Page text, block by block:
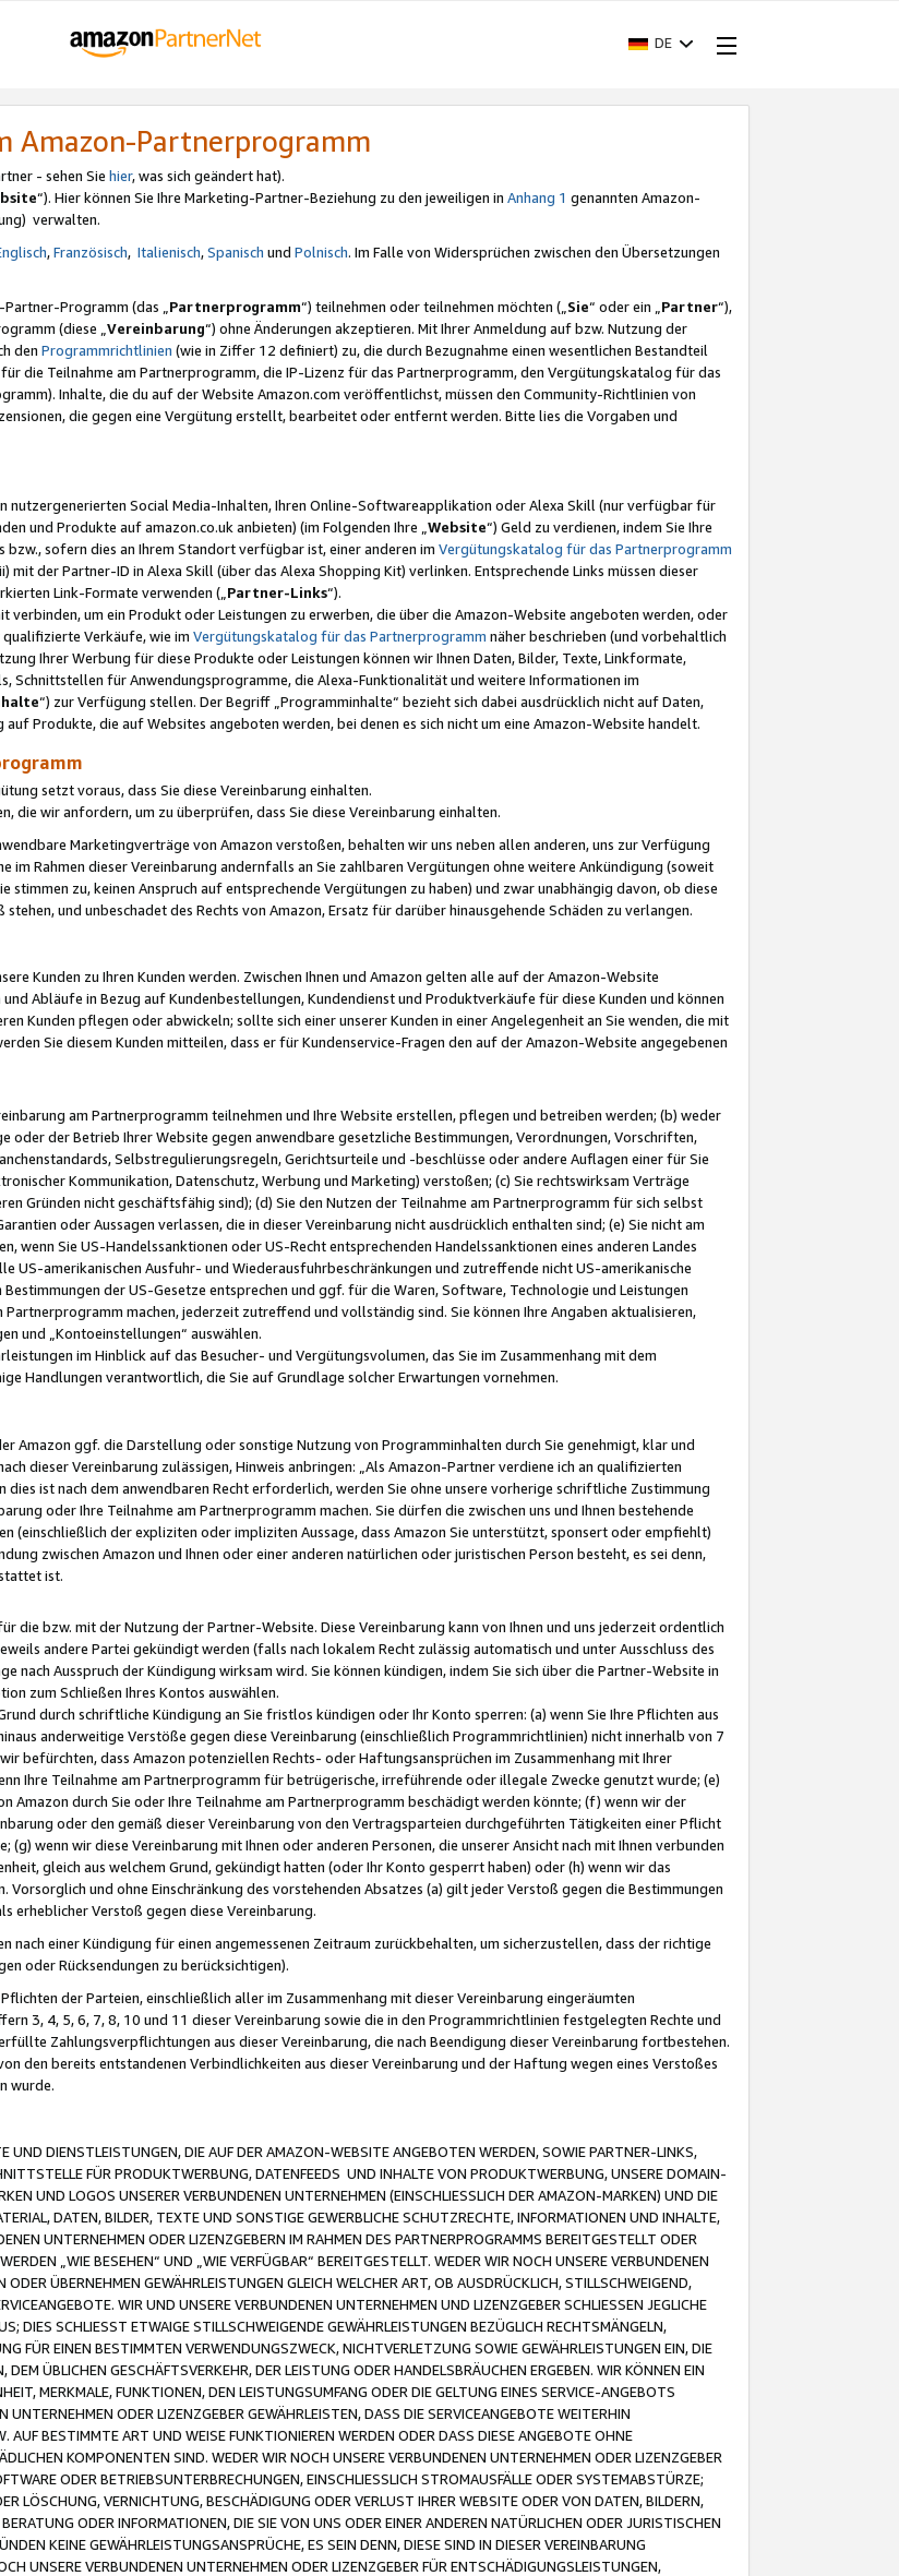
DE
Amazon-Partnerprogramm
- sehen Sie hier, was sich geändert hat).
“). Hier können Sie Ihre Marketing-Partner-Beziehung zu den jeweiligen in Anhang 1 genannten Amazon-
verwalten.
,Französisch, Italienisch,Spanisch und Polnisch. Im Falle von Widersprüchen zwischen den Übersetzungen
Programm (das „Partnerprogramm“) teilnehmen oder teilnehmen möchten („Sie“ oder ein „Partner“),
(diese „Vereinbarung“) ohne Änderungen akzeptieren. Mit Ihrer Anmeldung auf bzw. Nutzung der
den Programmrichtlinien (wie in Ziffer 12 definiert) zu, die durch Bezugnahme einen wesentlichen Bestandteil
die Teilnahme am Partnerprogramm, die IP-Lizenz für das Partnerprogramm, den Vergütungskatalog für das
Inhalte, die du auf der Website Amazon.com veröffentlichst, müssen den Community-Richtlinien von
die gegen eine Vergütung erstellt, bearbeitet oder entfernt werden. Bitte lies die Vorgaben und
nutzergenerierten Social Media-Inhalten, Ihren Online-Softwareapplikation oder Alexa Skill (nur verfügbar für
und Produkte auf amazon.co.uk anbieten) (im Folgenden Ihre „ Website“) Geld zu verdienen, indem Sie Ihre
bzw., sofern dies an Ihrem Standort verfügbar ist, einer anderen im Vergütungskatalog für das Partnerprogramm
mit der Partner-ID in Alexa Skill (über das Alexa Shopping Kit) verlinken. Entsprechende Links müssen dieser
Link-Formate verwenden („ Partner-Links“).
verbinden, um ein Produkt oder Leistungen zu erwerben, die über die Amazon-Website angeboten werden, oder
Verkäufe, wie im Vergütungskatalog für das Partnerprogramm näher beschrieben (und vorbehaltlich
Ihrer Werbung für diese Produkte oder Leistungen können wir Ihnen Daten, Bilder, Texte, Linkformate,
Schnittstellen für Anwendungsprogramme, die Alexa-Funktionalität und weitere Informationen im
“) zur Verfügung stellen. Der Begriff „Programminhalte“ bezieht sich dabei ausdrücklich nicht auf Daten,
Produkte, die auf Websites angeboten werden, bei denen es sich nicht um eine Amazon-Website handelt.
setzt voraus, dass Sie diese Vereinbarung einhalten.
die wir anfordern, um zu überprüfen, dass Sie diese Vereinbarung einhalten.
Marketingverträge von Amazon verstoßen, behalten wir uns neben allen anderen, uns zur Verfügung
im Rahmen dieser Vereinbarung andernfalls an Sie zahlbaren Vergütungen ohne weitere Ankündigung (soweit
zu, keinen Anspruch auf entsprechende Vergütungen zu haben) und zwar unabhängig davon, ob diese
und unbeschadet des Rechts von Amazon, Ersatz für darüber hinausgehende Schäden zu verlangen.
Kunden zu Ihren Kunden werden. Zwischen Ihnen und Amazon gelten alle auf der Amazon-Website
Abläufe in Bezug auf Kundenbestellungen, Kundendienst und Produktverkäufe für diese Kunden und können
Kunden pflegen oder abwickeln; sollte sich einer unserer Kunden in einer Angelegenheit an Sie wenden, die mit
Sie diesem Kunden mitteilen, dass er für Kundenservice-Fragen den auf der Amazon-Website angegebenen
am Partnerprogramm teilnehmen und Ihre Website erstellen, pflegen und betreiben werden; (b) weder
oder der Betrieb Ihrer Website gegen anwendbare gesetzliche Bestimmungen, Verordnungen, Vorschriften,
Selbstregulierungsregeln, Gerichtsurteile und -beschlüsse oder andere Auflagen einer für Sie
Kommunikation, Datenschutz, Werbung und Marketing) verstoßen; (c) Sie rechtswirksam Verträge
Gründen nicht geschäftsfähig sind); (d) Sie den Nutzen der Teilnahme am Partnerprogramm für sich selbst
oder Aussagen verlassen, die in dieser Vereinbarung nicht ausdrücklich enthalten sind; (e) Sie nicht am
wenn Sie US-Handelssanktionen oder US-Recht entsprechenden Handelssanktionen eines anderen Landes
US-amerikanischen Ausfuhr- und Wiederausfuhrbeschränkungen und zutreffende nicht US-amerikanische
der US-Gesetze entsprechen und ggf. für die Waren, Software, Technologie und Leistungen
Partnerprogramm machen, jederzeit zutreffend und vollständig sind. Sie können Ihre Angaben aktualisieren,
und „Kontoeinstellungen“ auswählen.
im Hinblick auf das Besucher- und Vergütungsvolumen, das Sie im Zusammenhang mit dem
Handlungen verantwortlich, die Sie auf Grundlage solcher Erwartungen vornehmen.
Amazon ggf. die Darstellung oder sonstige Nutzung von Programminhalten durch Sie genehmigt, klar und
dieser Vereinbarung zulässigen, Hinweis anbringen: „Als Amazon-Partner verdiene ich an qualifizierten
dies ist nach dem anwendbaren Recht erforderlich, werden Sie ohne unsere vorherige schriftliche Zustimmung
oder Ihre Teilnahme am Partnerprogramm machen. Sie dürfen die zwischen uns und Ihnen bestehende
(einschließlich der expliziten oder impliziten Aussage, dass Amazon Sie unterstützt, sponsert oder empfiehlt)
zwischen Amazon und Ihnen oder einer anderen natürlichen oder juristischen Person besteht, es sei denn,
ist.
die bzw. mit der Nutzung der Partner-Website. Diese Vereinbarung kann von Ihnen und uns jederzeit ordentlich
andere Partei gekündigt werden (falls nach lokalem Recht zulässig automatisch und unter Ausschluss des
nach Ausspruch der Kündigung wirksam wird. Sie können kündigen, indem Sie sich über die Partner-Website in
zum Schließen Ihres Kontos auswählen.
durch schriftliche Kündigung an Sie fristlos kündigen oder Ihr Konto sperren: (a) wenn Sie Ihre Pflichten aus
anderweitige Verstöße gegen diese Vereinbarung (einschließlich Programmrichtlinien) nicht innerhalb von 7
befürchten, dass Amazon potenziellen Rechts- oder Haftungsansprüchen im Zusammenhang mit Ihrer
Ihre Teilnahme am Partnerprogramm für betrügerische, irreführende oder illegale Zwecke genutzt wurde; (e)
Amazon durch Sie oder Ihre Teilnahme am Partnerprogramm beschädigt werden könnte; (f) wenn wir der
oder den gemäß dieser Vereinbarung von den Vertragsparteien durchgeführten Tätigkeiten einer Pflicht
wenn wir diese Vereinbarung mit Ihnen oder anderen Personen, die unserer Ansicht nach mit Ihnen verbunden
gleich aus welchem Grund, gekündigt hatten (oder Ihr Konto gesperrt haben) oder (h) wenn wir das
und ohne Einschränkung des vorstehenden Absatzes (a) gilt jeder Verstoß gegen die Bestimmungen
erheblicher Verstoß gegen diese Vereinbarung.
einer Kündigung für einen angemessenen Zeitraum zurückbehalten, um sicherzustellen, dass der richtige
oder Rücksendungen zu berücksichtigen).
der Parteien, einschließlich aller im Zusammenhang mit dieser Vereinbarung eingeräumten
3, 4, 5, 6, 7, 8, 10 und 11 dieser Vereinbarung sowie die in den Programmrichtlinien festgelegten Rechte und
Zahlungsverpflichtungen aus dieser Vereinbarung, die nach Beendigung dieser Vereinbarung fortbestehen.
den bereits entstandenen Verbindlichkeiten aus dieser Vereinbarung und der Haftung wegen eines Verstoßes
wurde.
DIENSTLEISTUNGEN, DIE AUF DER AMAZON-WEBSITE ANGEBOTEN WERDEN, SOWIE PARTNER-LINKS,
FÜR PRODUKTWERBUNG, DATENFEEDS UND INHALTE VON PRODUKTWERBUNG, UNSERE DOMAIN-
UND LOGOS UNSERER VERBUNDENEN UNTERNEHMEN (EINSCHLIESSLICH DER AMAZON-MARKEN) UND DIE
DATEN, BILDER, TEXTE UND SONSTIGE GEWERBLICHE SCHUTZRECHTE, INFORMATIONEN UND INHALTE,
UNTERNEHMEN ODER LIZENZGEBERN IM RAHMEN DES PARTNERPROGRAMMS BEREITGESTELLT ODER
„WIE BESEHEN“ UND „WIE VERFÜGBAR“ BEREITGESTELLT. WEDER WIR NOCH UNSERE VERBUNDENEN
ÜBERNEHMEN GEWÄHRLEISTUNGEN GLEICH WELCHER ART, OB AUSDRÜCKLICH, STILLSCHWEIGEND,
WIR UND UNSERE VERBUNDENEN UNTERNEHMEN UND LIZENZGEBER SCHLIESSEN JEGLICHE
DIES SCHLIESST ETWAIGE STILLSCHWEIGENDE GEWÄHRLEISTUNGEN BEZÜGLICH RECHTSMÄNGELN,
FÜR EINEN BESTIMMTEN VERWENDUNGSZWECK, NICHTVERLETZUNG SOWIE GEWÄHRLEISTUNGEN EIN, DIE
ÜBLICHEN GESCHÄFTSVERKEHR, DER LEISTUNG ODER HANDELSBRÄUCHEN ERGEBEN. WIR KÖNNEN EIN
MERKMALE, FUNKTIONEN, DEN LEISTUNGSUMFANG ODER DIE GELTUNG EINES SERVICE-ANGEBOTS
ODER LIZENZGEBER GEWÄHRLEISTEN, DASS DIE SERVICEANGEBOTE WEITERHIN
AUF BESTIMMTE ART UND WEISE FUNKTIONIEREN WERDEN ODER DASS DIESE ANGEBOTE OHNE
KOMPONENTEN SIND. WEDER WIR NOCH UNSERE VERBUNDENEN UNTERNEHMEN ODER LIZENZGEBER
ODER BETRIEBSUNTERBRECHUNGEN, EINSCHLIESSLICH STROMAUSFÄLLE ODER SYSTEMABSTÜRZE;
LÖSCHUNG, VERNICHTUNG, BESCHÄDIGUNG ODER VERLUST IHRER WEBSITE ODER VON DATEN, BILDERN,
ODER INFORMATIONEN, DIE SIE VON UNS ODER EINER ANDEREN NATÜRLICHEN ODER JURISTISCHEN
KEINE GEWÄHRLEISTUNGSANSPRÜCHE, ES SEIN DENN, DIESE SIND IN DIESER VEREINBARUNG
UNSERE VERBUNDENEN UNTERNEHMEN ODER LIZENZGEBER FÜR ENTSCHÄDIGUNGSLEISTUNGEN,